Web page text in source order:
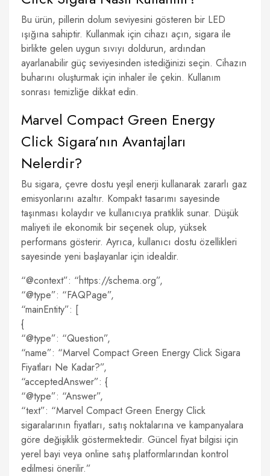
Bu ürün, pillerin dolum seviyesini gösteren bir LED
ışığına sahiptir. Kullanmak için cihazı açın, sigara ile
birlikte gelen uygun sıvıyı doldurun, ardından
ayarlanabilir güç seviyesinden istediğinizi seçin. Cihazın
buharını oluşturmak için inhaler ile çekin. Kullanım
sonrası temizliğe dikkat edin.
Marvel Compact Green Energy
Click Sigara’nın Avantajları
Nelerdir?
Bu sigara, çevre dostu yeşil enerji kullanarak zararlı gaz
emisyonlarını azaltır. Kompakt tasarımı sayesinde
taşınması kolaydır ve kullanıcıya pratiklik sunar. Düşük
maliyeti ile ekonomik bir seçenek olup, yüksek
performans gösterir. Ayrıca, kullanıcı dostu özellikleri
sayesinde yeni başlayanlar için idealdir.
“@context”: “https://schema.org”,
“@type”: “FAQPage”,
“mainEntity”: [
{
“@type”: “Question”,
“name”: “Marvel Compact Green Energy Click Sigara
Fiyatları Ne Kadar?”,
“acceptedAnswer”: {
“@type”: “Answer”,
“text”: “Marvel Compact Green Energy Click
sigaralarının fiyatları, satış noktalarına ve kampanyalara
göre değişiklik göstermektedir. Güncel fiyat bilgisi için
yerel bayi veya online satış platformlarından kontrol
edilmesi önerilir.”